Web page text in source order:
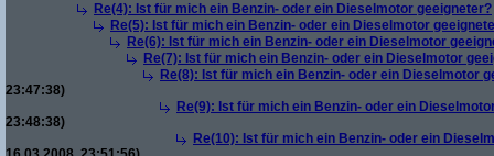
Re(4): Ist für mich ein Benzin- oder ein Dieselmotor geeigneter?
Re(5): Ist für mich ein Benzin- oder ein Dieselmotor
Re(6): Ist für mich ein Benzin- oder ein Dieselmotor
Re(7): Ist für mich ein Benzin- oder ein Dieselmotor
Re(8): Ist für mich ein Benzin- oder ein Dieselmotor
23:47:38)
Re(9): Ist für mich ein Benzin- oder ein
23:48:38)
Re(10): Ist für mich ein Benzin- oder ein